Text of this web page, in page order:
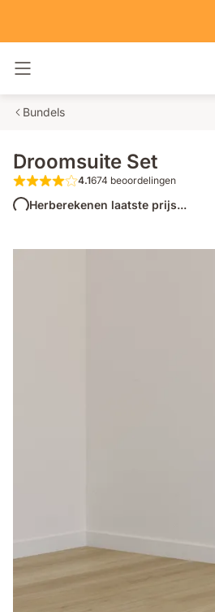
Bundels
Droomsuite Set
4.1 van de 5 sterren
4.1674 beoordelingen
Herberekenen laatste prijs...